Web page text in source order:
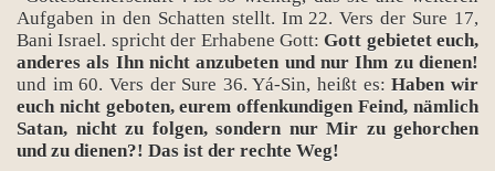
Aufgaben in den Schatten stellt. Im 22. Vers der Sure 17,
Bani Israel. spricht der Erhabene Gott:Gott gebietet euch,
anderes als Ihn nicht anzubeten und nur Ihm zu dienen!
und im 60. Vers der Sure 36. Yá-Sin, heißt es:Haben wir
euch nicht geboten, eurem offenkundigen Feind, nämlich
Satan, nicht zu folgen, sondern nur Mir zu gehorchen
und zu dienen?! Das ist der rechte Weg!